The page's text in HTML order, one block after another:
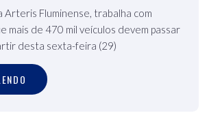
Arteris Fluminense, trabalha com
mais de 470 mil veículos devem passar
desta sexta-feira (29)